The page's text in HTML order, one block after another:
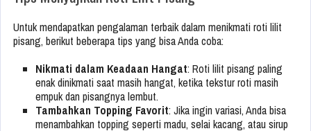
Untuk mendapatkan pengalaman terbaik dalam menikmati roti lilit
pisang, berikut beberapa tips yang bisa Anda coba:
Nikmati dalam Keadaan Hangat: Roti lilit pisang paling
enak dinikmati saat masih hangat, ketika tekstur roti masih
empuk dan pisangnya lembut.
Tambahkan Topping Favorit: Jika ingin variasi, Anda bisa
menambahkan topping seperti madu, selai kacang, atau sirup